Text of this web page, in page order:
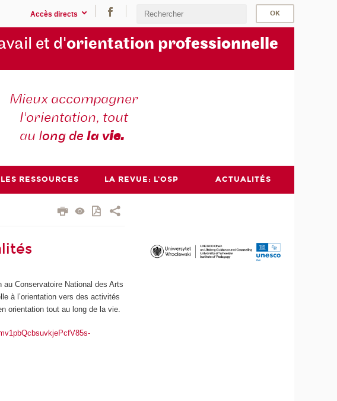
Accès directs
et d'orientation professionnelle
Mieux accompagner
l'orientation, tout
au long dela vie.
LES RESSOURCES LA REVUE: L'OSP ACTUALITÉS
Conservatoire National des Arts
à l’orientation vers des activités
orientation tout au long de la vie.